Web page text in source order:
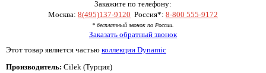
Закажите по телефону:
Москва: 8(495)137-9120 Россия*: 8-800 555-9172
* бесплатный звонок по России.
Заказать обратный звонок
Этот товар является частью коллекции Dynamic
Производитель: Cilek (Турция)